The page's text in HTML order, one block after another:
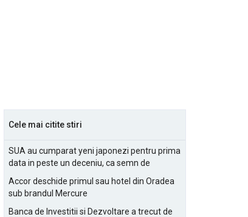
Cele mai citite stiri
SUA au cumparat yeni japonezi pentru prima
data in peste un deceniu, ca semn de
Accor deschide primul sau hotel din Oradea
sub brandul Mercure
Banca de Investitii si Dezvoltare a trecut de